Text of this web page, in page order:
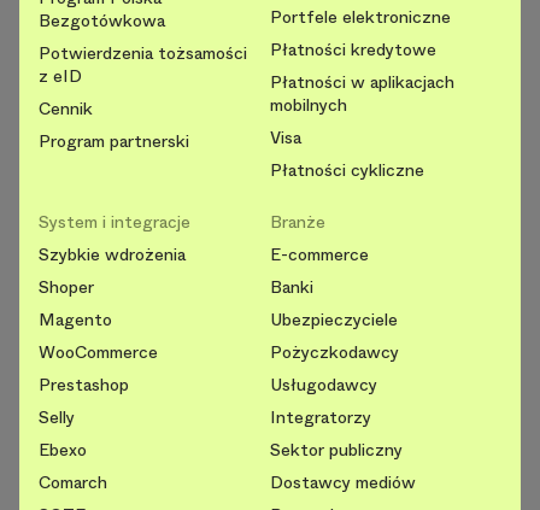
Bezgotówkowa
Potwierdzenia tożsamości
z eID
Cennik
Program partnerski
Portfele elektroniczne
Płatności kredytowe
Płatności w aplikacjach
mobilnych
Visa
Płatności cykliczne
System i integracje
Szybkie wdrożenia
Shoper
Magento
WooCommerce
Prestashop
Selly
Ebexo
Comarch
Branże
E-commerce
Banki
Ubezpieczyciele
Pożyczkodawcy
Usługodawcy
Integratorzy
Sektor publiczny
Dostawcy mediów